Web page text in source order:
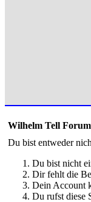
Wilhelm Tell Forum
Du bist entweder
Du bist nicht
Dir fehlt die
Dein Account
Du rufst diese